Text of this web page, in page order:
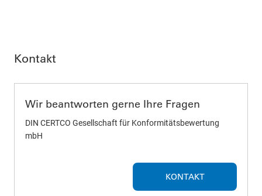
Kontakt
Wir beantworten gerne Ihre Fragen
DIN CERTCO Gesellschaft für Konformitätsbewertung
mbH
KONTAKT